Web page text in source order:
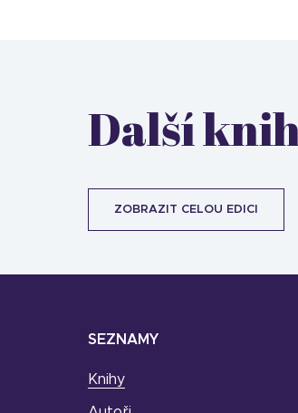
Další
ZOBRAZIT CELOU EDICI
SEZNAMY
Knihy